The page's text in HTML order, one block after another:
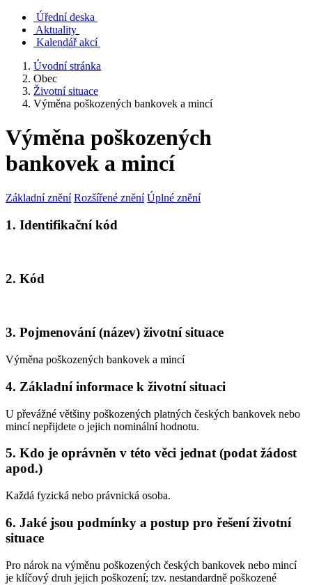
Úřední deska
Aktuality
Kalendář akcí
Úvodní stránka
Obec
Životní situace
Výměna poškozených bankovek a mincí
Výměna poškozených
bankovek a mincí
Základní znění Rozšířené znění Úplné znění
1. Identifikační kód
2. Kód
3. Pojmenování (název) životní situace
Výměna poškozených bankovek a mincí
4. Základní informace k životní situaci
U převážné většiny poškozených platných českých bankovek nebo
mincí nepřijdete o jejich nominální hodnotu.
5. Kdo je oprávněn v této věci jednat (podat žádost
apod.)
Každá fyzická nebo právnická osoba.
6. Jaké jsou podmínky a postup pro řešení životní
situace
Pro nárok na výměnu poškozených českých bankovek nebo mincí
je klíčový druh jejich poškození; tzv. nestandardně poškozené